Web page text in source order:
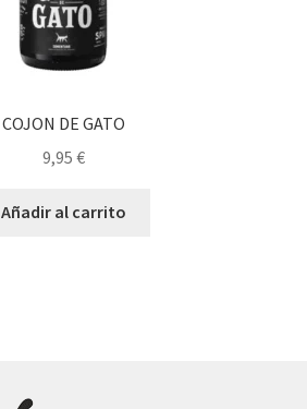
COJON DE GATO
9,95 €
Añadir al carrito